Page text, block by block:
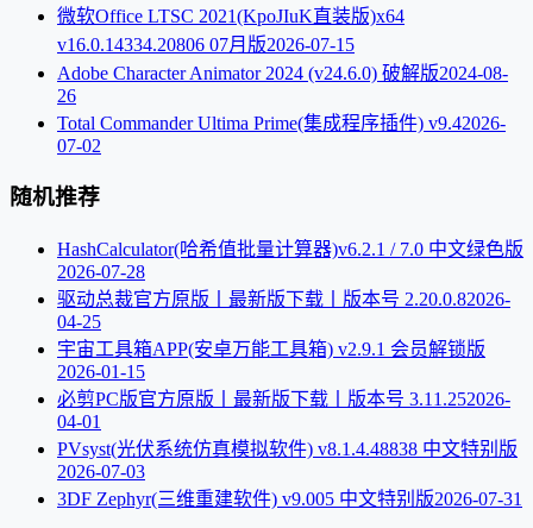
微软Office LTSC 2021(KpoJIuK直装版)x64
v16.0.14334.20806 07月版2026-07-15
Adobe Character Animator 2024 (v24.6.0) 破解版2024-08-
26
Total Commander Ultima Prime(集成程序插件) v9.42026-
07-02
随机推荐
HashCalculator(哈希值批量计算器)v6.2.1 / 7.0 中文绿色版
2026-07-28
驱动总裁官方原版丨最新版下载丨版本号 2.20.0.82026-
04-25
宇宙工具箱APP(安卓万能工具箱) v2.9.1 会员解锁版
2026-01-15
必剪PC版官方原版丨最新版下载丨版本号 3.11.252026-
04-01
PVsyst(光伏系统仿真模拟软件) v8.1.4.48838 中文特别版
2026-07-03
3DF Zephyr(三维重建软件) v9.005 中文特别版2026-07-31